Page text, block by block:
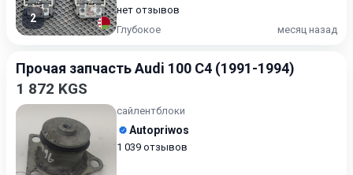
2
нет отзывов
Глубокое
месяц назад
Прочая запчасть Audi 100 C4 (1991-1994)
1 872 KGS
сайлентблоки
Autopriwos
1 039 отзывов